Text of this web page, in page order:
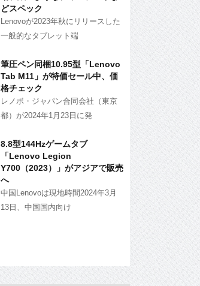
どスペック
Lenovoが2023年秋にリリースした
一般的なタブレット端
筆圧ペン同梱10.95型「Lenovo
Tab M11」が特価セール中、価
格チェック
レノボ・ジャパン合同会社（東京
都）が2024年1月23日に発
8.8型144Hzゲームタブ
「Lenovo Legion
Y700（2023）」がアジアで販売
へ
中国Lenovoは現地時間2024年3月
13日、中国国内向け